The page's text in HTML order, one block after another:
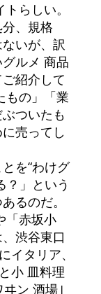
らしい。
、規格
いが、訳
ルメ 商品
紹介して
もの」「業
ついたも
売ってし
を“わけグ
？」という
るのだ。
「赤坂小
渋谷東口
イタリア、
小 皿料理
ン 酒場｣